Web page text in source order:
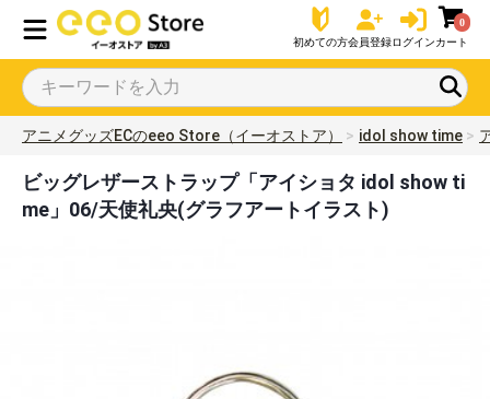
初めての方会員登録ログイン
0
カート
アニメグッズECのeeo Store（イーオストア） idol show time
ビッグレザーストラップ「アイショタ idol show ti
me」06/天使礼央(グラフアートイラスト)